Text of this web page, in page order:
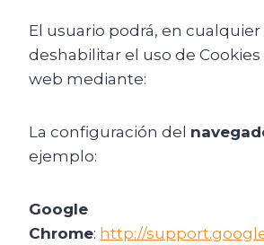
El usuario podrá, en
deshabilitar el uso de
web mediante:
La configuración del
ejemplo:
Google
Chrome: http://